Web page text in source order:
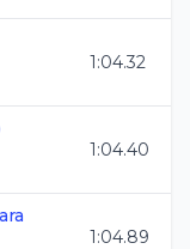
1:04.32
1:04.40
1:04.89